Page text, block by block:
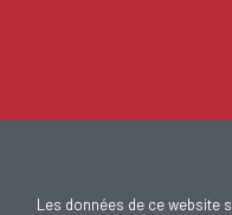
Les données de ce website